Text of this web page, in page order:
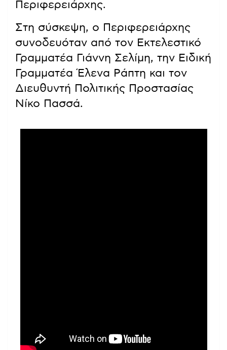
Περιφερειάρχης.
Στη σύσκεψη, ο Περιφερειάρχης
συνοδευόταν από τον Εκτελεστικό
Γραμματέα Γιάννη Σελίμη, την Ειδική
Γραμματέα Έλενα Ράπτη και τον
Διευθυντή Πολιτικής Προστασίας
Νίκο Πασσά.